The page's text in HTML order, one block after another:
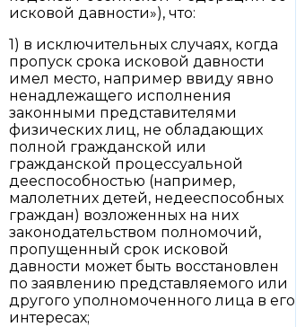
исковой давности»), что:
1) в исключительных случаях, когда
пропуск срока исковой давности
имел место, например ввиду явно
ненадлежащего исполнения
законными представителями
физических лиц, не обладающих
полной гражданской или
гражданской процессуальной
дееспособностью (например,
малолетних детей, недееспособных
граждан) возложенных на них
законодательством полномочий,
пропущенный срок исковой
давности может быть восстановлен
по заявлению представляемого или
другого уполномоченного лица в его
интересах;